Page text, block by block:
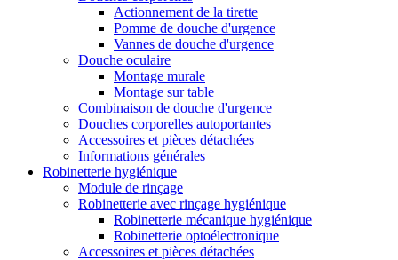
Actionnement de la tirette
Pomme de douche d'urgence
Vannes de douche d'urgence
Douche oculaire
Montage murale
Montage sur table
Combinaison de douche d'urgence
Douches corporelles autoportantes
Accessoires et pièces détachées
Informations générales
Robinetterie hygiénique
Module de rinçage
Robinetterie avec rinçage hygiénique
Robinetterie mécanique hygiénique
Robinetterie optoélectronique
Accessoires et pièces détachées